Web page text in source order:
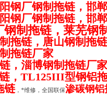
钢厂钢制拖链，邯
钢厂钢制拖链，邯
制拖链，莱芜钢
拖链，唐山钢制拖链
拖链厂家
，淄博钢制拖链厂家
，TL125III型钢铝
链 ，*维修，全国联保渗碳钢铝